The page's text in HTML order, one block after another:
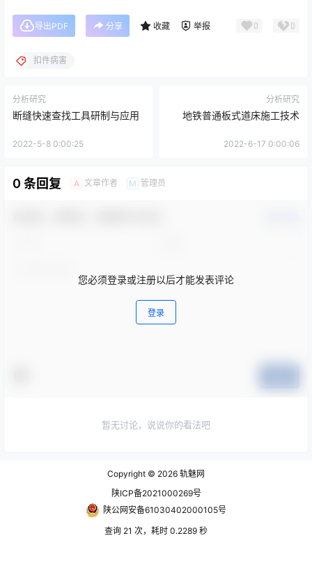
导出PDF 分享 收藏 举报 0 0
扣件病害
分析研究
断缝快速查找工具研制与应用
2022-5-8 0:00:25
分析研究
地铁普通板式道床施工技术
2022-6-17 0:00:06
0 条回复 A 文章作者 M 管理员
您必须登录或注册以后才能发表评论
登录
暂无讨论，说说你的看法吧
Copyright © 2026 轨魅网
陕ICP备2021000269号
陕公网安备61030402000105号
查询 21 次，耗时 0.2289 秒